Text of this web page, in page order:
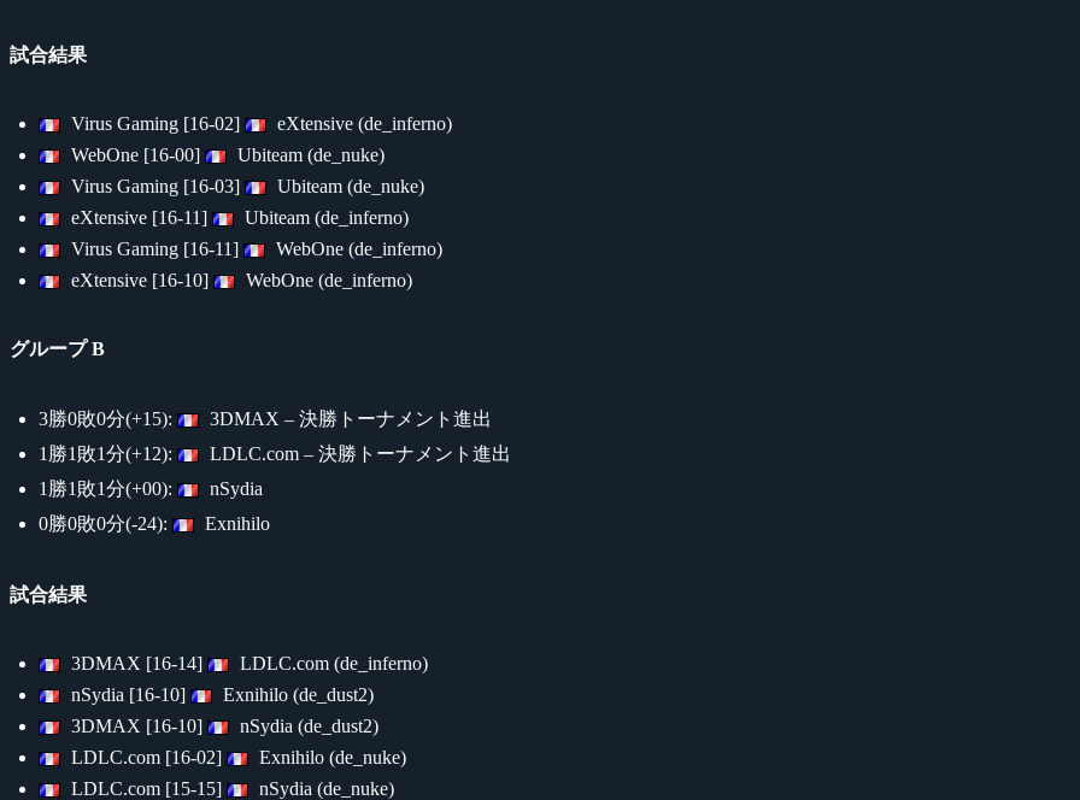
試合結果
Virus Gaming [16-02]
eXtensive (de_inferno)
WebOne [16-00]
Ubiteam (de_nuke)
Virus Gaming [16-03]
Ubiteam (de_nuke)
eXtensive [16-11]
Ubiteam (de_inferno)
Virus Gaming [16-11]
WebOne (de_inferno)
eXtensive [16-10]
WebOne (de_inferno)
グループ B
3勝0敗0分(+15):
3DMAX – 決勝トーナメント進出
1勝1敗1分(+12):
LDLC.com – 決勝トーナメント進出
1勝1敗1分(+00):
nSydia
0勝0敗0分(-24):
Exnihilo
試合結果
3DMAX [16-14]
LDLC.com (de_inferno)
nSydia [16-10]
Exnihilo (de_dust2)
3DMAX [16-10]
nSydia (de_dust2)
LDLC.com [16-02]
Exnihilo (de_nuke)
LDLC.com [15-15]
nSydia (de_nuke)